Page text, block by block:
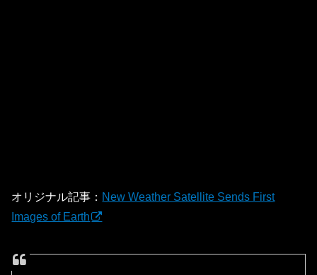
オリジナル記事： New Weather Satellite Sends First
Images of Earth